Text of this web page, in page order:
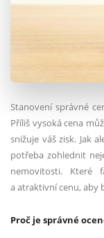
Stanovení správné
Příliš vysoká cena
snižuje váš zisk. Jak
potřeba zohlednit
nemovitosti. Které
a atraktivní cenu, aby
Proč je správné